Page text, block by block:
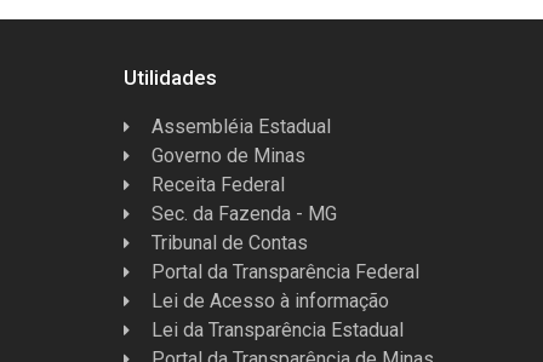
Utilidades
Assembléia Estadual
Governo de Minas
Receita Federal
Sec. da Fazenda - MG
Tribunal de Contas
Portal da Transparência Federal
Lei de Acesso à informação
Lei da Transparência Estadual